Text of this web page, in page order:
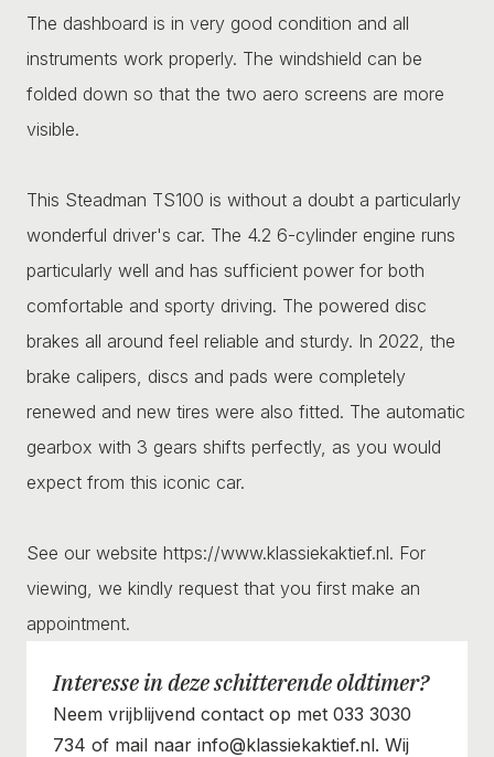
The dashboard is in very good condition and all
instruments work properly. The windshield can be
folded down so that the two aero screens are more
visible.
This Steadman TS100 is without a doubt a particularly
wonderful driver's car. The 4.2 6-cylinder engine runs
particularly well and has sufficient power for both
comfortable and sporty driving. The powered disc
brakes all around feel reliable and sturdy. In 2022, the
brake calipers, discs and pads were completely
renewed and new tires were also fitted. The automatic
gearbox with 3 gears shifts perfectly, as you would
expect from this iconic car.
See our website https://www.klassiekaktief.nl. For
viewing, we kindly request that you first make an
appointment.
Interesse in deze schitterende oldtimer?
Neem vrijblijvend contact op met 033 3030
734 of mail naar info@klassiekaktief.nl. Wij